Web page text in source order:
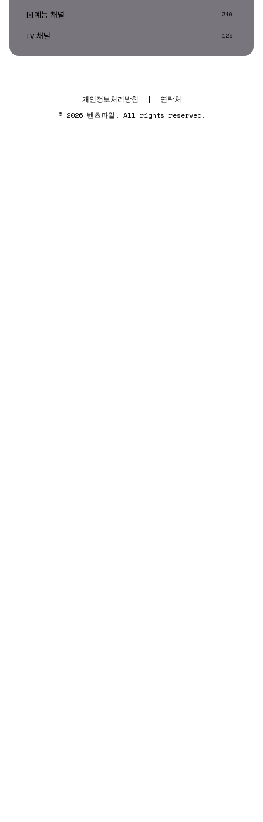
예능 채널 310
TV 채널 126
개인정보처리방침 |
연락처
© 2026 벤츠파일. All rights reserved.